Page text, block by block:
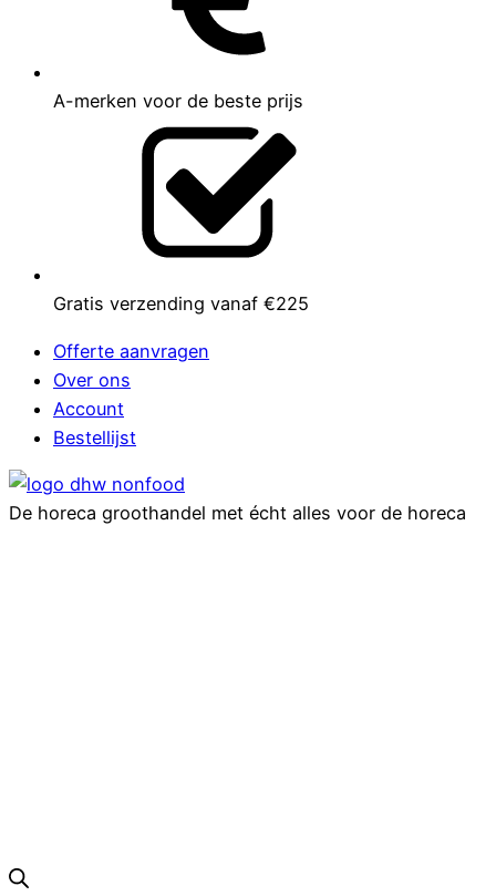
A-merken voor de beste prijs
Gratis verzending vanaf €225
Offerte aanvragen
Over ons
Account
Bestellijst
De horeca groothandel met écht alles voor de horeca